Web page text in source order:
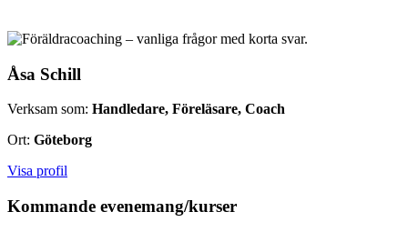
Åsa Schill
Verksam som: Handledare, Föreläsare, Coach
Ort: Göteborg
Visa profil
Kommande evenemang/kurser